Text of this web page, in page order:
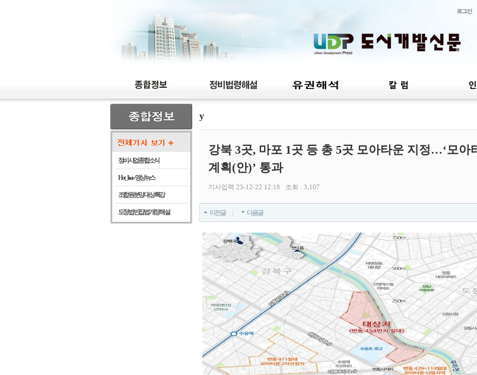
정비사업 종합 소식
Hot_Issue - 영상뉴스
조합원 분양 대상 특강
도정법 빈집법 개정 해설
y
강북 3곳, 마포 1곳 등 총 5곳 모아타운 지정…‘모아
계획(안)’ 통과
기사입력 23-12-22 12:18 조회 : 3,107
이전글 다음글